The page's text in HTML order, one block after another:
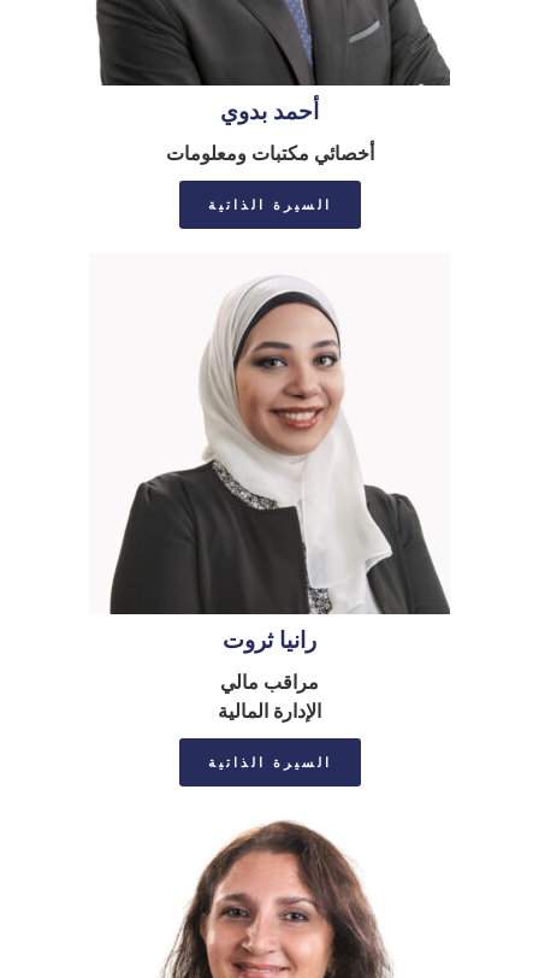
أحمد بدوي
أخصائي مكتبات ومعلومات
السيرة الذاتية
رانيا ثروت
مراقب مالي
الإدارة المالیة
السيرة الذاتية